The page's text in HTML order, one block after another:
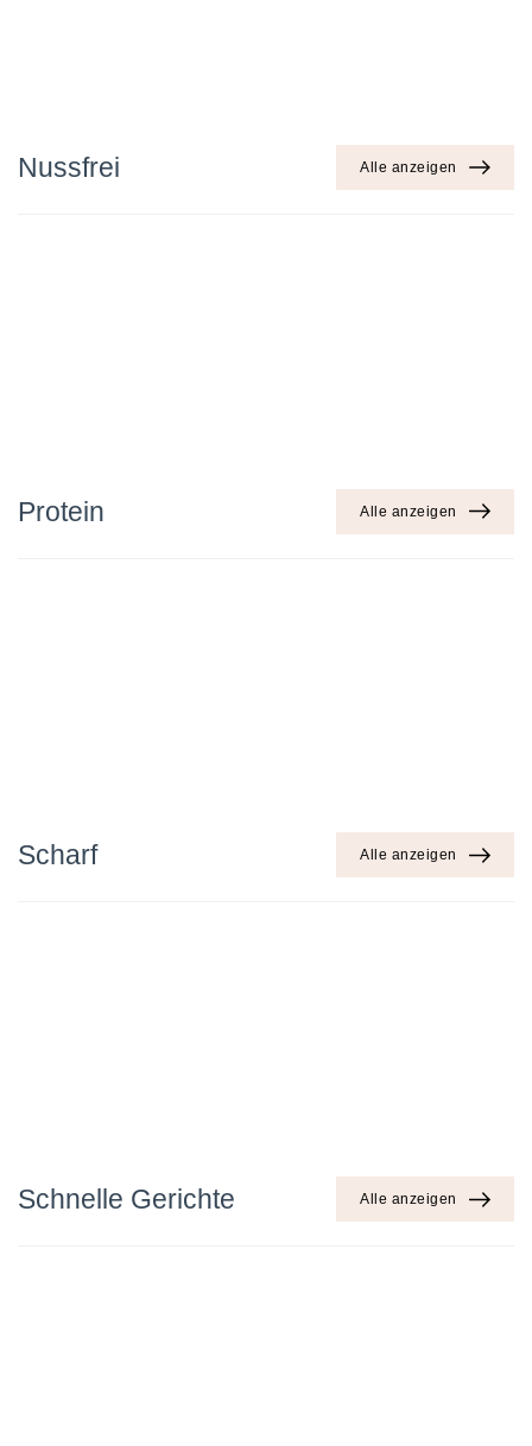
Nussfrei Alle anzeigen
Protein Alle anzeigen
Scharf Alle anzeigen
Schnelle Gerichte Alle anzeigen